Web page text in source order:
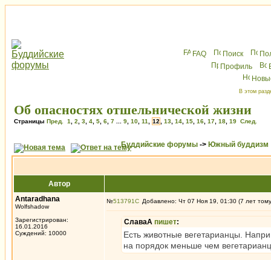
FAQ Поиск
Профиль
В этом
Об опасностях отшельнической жизни
Страницы Пред. 1 2 3 4 5 6 7 9 10 11 12 13 14 15 16 17 18 19 След.
Буддийские форумы -> Южный буддизм
Автор
Antaradhana
Wolfshadow
Зарегистрирован:
16.01.2016
Суждений: 10000
№513791 Добавлено: Чт 07 Ноя 19, 01:30 (7 лет
СлаваА пишет:
Есть животные вегетарианцы.
на порядок меньше чем